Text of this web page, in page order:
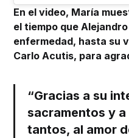
En el video, María
el tiempo que
enfermedad, hasta su
Carlo Acutis, para
“Gracias a su
sacramentos y
tantos, al amor